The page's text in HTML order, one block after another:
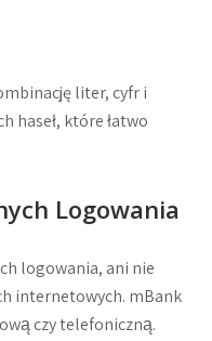
liter, cyfr i
haseł, które łatwo
Logowania
logowania, ani nie
internetowych. mBank
czy telefoniczną.